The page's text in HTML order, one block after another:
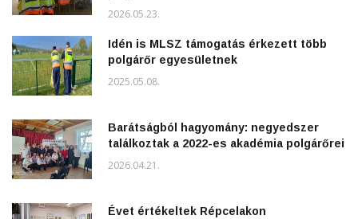
2026.05.23.
Idén is MLSZ támogatás érkezett több
polgárőr egyesületnek
2025.05.08.
Barátságból hagyomány: negyedszer
találkoztak a 2022-es akadémia polgárőrei
2026.04.21.
Évet értékeltek Répcelakon